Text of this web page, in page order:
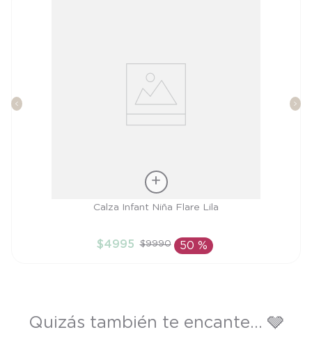
AÑADIR AL CARRITO
Calza Infant Niña Flare Lila
$4995 $9990 50 %
Quizás también te encante... 🩶